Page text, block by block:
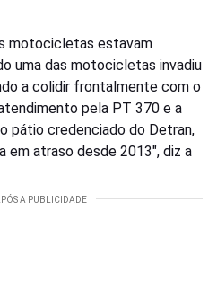
motocicletas estavam
uma das motocicletas invadiu
a colidir frontalmente com o
pela PT 370 e a
pátio credenciado do Detran,
atraso desde 2013″, diz a